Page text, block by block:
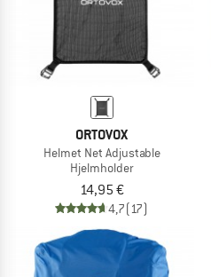
ORTOVOX
Helmet Net Adjustable
Hjelmholder
14,95 €
4,7(17)